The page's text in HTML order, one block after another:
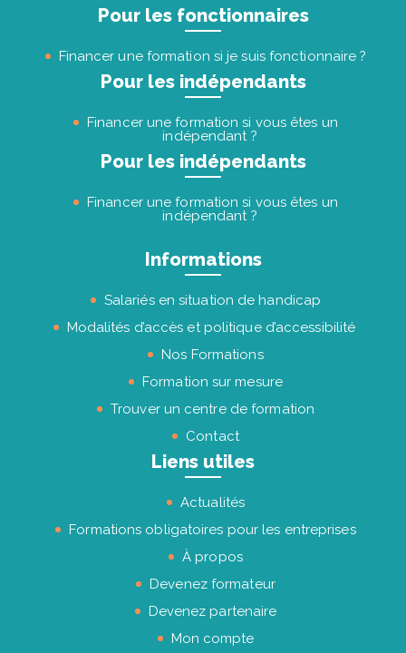
Pour les fonctionnaires
Financer une formation si je suis fonctionnaire ?
Pour les indépendants
Financer une formation si vous êtes un
indépendant ?
Pour les indépendants
Financer une formation si vous êtes un
indépendant ?
Informations
Salariés en situation de handicap
Modalités d’accès et politique d’accessibilité
Nos Formations
Formation sur mesure
Trouver un centre de formation
Contact
Liens utiles
Actualités
Formations obligatoires pour les entreprises
À propos
Devenez formateur
Devenez partenaire
Mon compte